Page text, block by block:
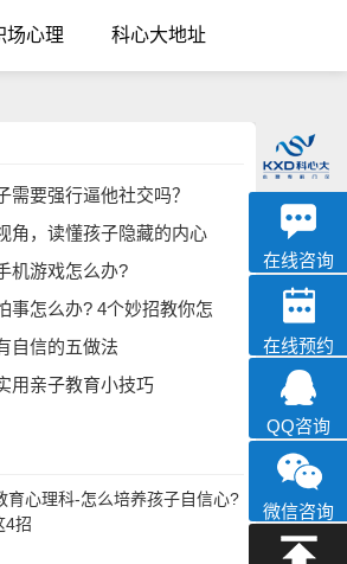
场心理 科心大地址
需要强行逼他社交吗？
角，读懂孩子隐藏的内心
机游戏怎么办?
事怎么办? 4个妙招教你怎
自信的五做法
用亲子教育小技巧
优眠
心理咨询
在线咨询
在线预约
QQ咨询
微信咨询